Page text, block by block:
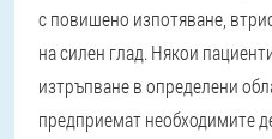
с повишено изпотяване,
на силен глад. Някои
изтръпване в определени
предприемат необходимите